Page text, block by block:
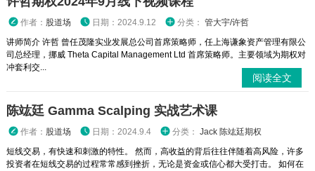
作者： 股道场 日期：2024.9.12 分类： 管大宇/许哲
讲师简介 许哲 曾任茂隆实业发展总公司首席策略师，任上海谦象资产管理有限公
司总经理，挪威 Theta Capital Management Ltd 首席策略师。主要领域为期权对
冲套利交...
阅读全文
陈竑廷 Gamma Scalping 实战艺术课
作者： 股道场 日期：2024.9.4 分类： Jack 陈竑廷期权
短线交易，有快速和刺激的特性。 然而，高收益的背后往往伴随着高风险，许多
投资者在短线交易的过程常常感到挫折，无论是资金或信心都大受打击。 如何在